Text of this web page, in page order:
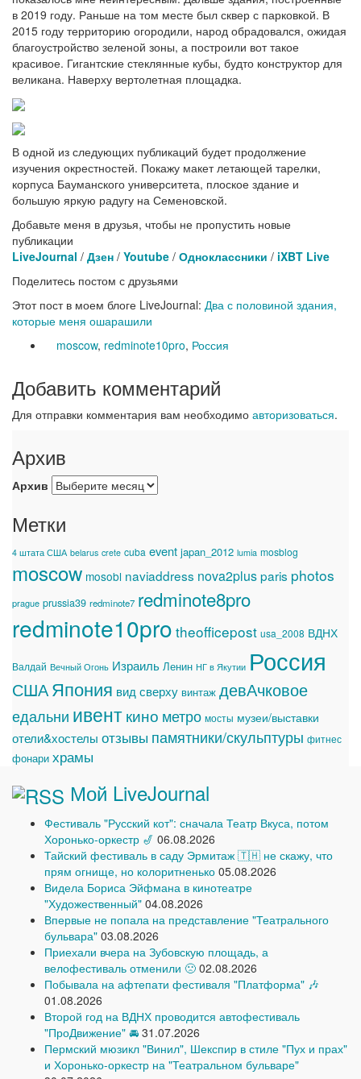
в 2019 году. Раньше на том месте был сквер с парковкой. В
2015 году территорию огородили, народ обрадовался, ожидая
благоустройство зеленой зоны, а построили вот такое
красивое. Гигантские стеклянные кубы, будто конструктор для
великана. Наверху вертолетная площадка.
В одной из следующих публикаций будет продолжение
изучения окрестностей. Покажу макет летающей тарелки,
корпуса Бауманского университета, плоское здание и
большую яркую радугу на Семеновской.
Добавьте меня в друзья, чтобы не пропустить новые
публикации
LiveJournal / Дзен / Youtube / Одноклассники / iXBT Live
Поделитесь постом с друзьями
Этот пост в моем блоге LiveJournal: Два с половиной здания,
которые меня ошарашили
moscow, redminote10pro, Россия
Добавить комментарий
Для отправки комментария вам необходимо авторизоваться.
Архив
Архив
Метки
4 штата США belarus crete cuba event japan_2012 lumia mosblog
moscow mosobl naviaddress nova2plusparis photos
prague prussia39 redminote7 redminote8pro
redminote10pro theofficepost usa_2008 ВДНХ
Валдай Вечный Огонь Израиль Ленин НГ в Якутии Россия
СШАЯпония вид сверху винтаж девАчковое
едальни ивенткино метро мосты музеи/выставки
отели&хостелы отзывы памятники/скульптуры фитнес
фонари храмы
Мой LiveJournal
Фестиваль "Русский кот": сначала Театр Вкуса, потом
Хоронько-оркестр 🎷 06.08.2026
Тайский фестиваль в саду Эрмитаж 🇹🇭 не скажу, что
прям огнище, но колоритненько 05.08.2026
Видела Бориса Эйфмана в кинотеатре
"Художественный" 04.08.2026
Впервые не попала на представление "Театрального
бульвара" 03.08.2026
Приехали вчера на Зубовскую площадь, а
велофестиваль отменили 🙁 02.08.2026
Побывала на афтепати фестиваля "Платформа" 🎶
01.08.2026
Второй год на ВДНХ проводится автофестиваль
"ПроДвижение" 🚘 31.07.2026
Пермский мюзикл "Винил", Шекспир в стиле "Пух и прах"
и Хоронько-оркестр на "Театральном бульваре"